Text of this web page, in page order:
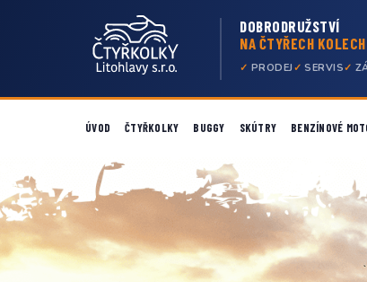
DOBRODRUŽSTVÍ
NA ČTYŘECH KOLECH
PRODEJ SERVIS
ÚVOD ČTYŘKOLKY BUGGY SKÚTRY BENZÍNOVÉ